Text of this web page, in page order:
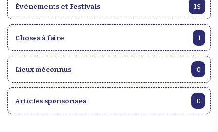
Événements et Festivals 19
Choses à faire 1
Lieux méconnus 0
Articles sponsorisés 0